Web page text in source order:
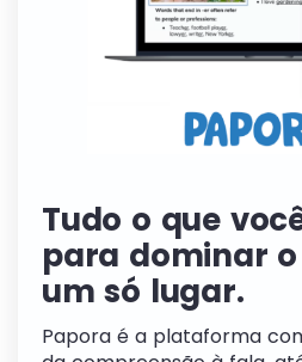
Tudo o que
para dominar
um só lugar.
Papora é a plataforma